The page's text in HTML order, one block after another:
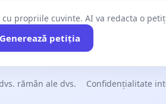
cu propriile cuvinte. AI va redacta o
Generează petiția
rămân ale dvs. Confidențialitate